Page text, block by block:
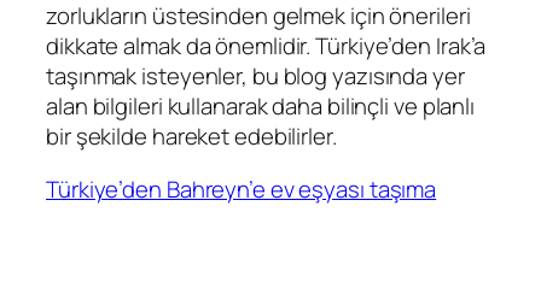
zorlukların üstesinden gelmek için önerileri
dikkate almak da önemlidir. Türkiye’den Irak’a
taşınmak isteyenler, bu blog yazısında yer
alan bilgileri kullanarak daha bilinçli ve planlı
bir şekilde hareket edebilirler.
Türkiye’den Bahreyn’e ev eşyası taşıma